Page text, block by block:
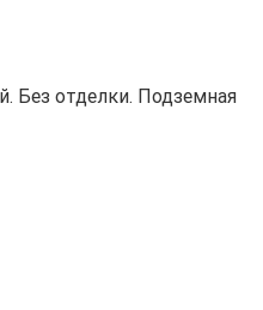
Без отделки. Подземная